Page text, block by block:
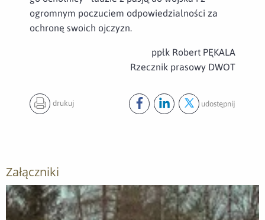
ogromnym poczuciem odpowiedzialności za
ochronę swoich ojczyzn.
ppłk Robert PĘKALA
Rzecznik prasowy DWOT
drukuj udostępnij
Załączniki
Otwórz załącznik Sympozjum wojsk obrony terytorialnej z